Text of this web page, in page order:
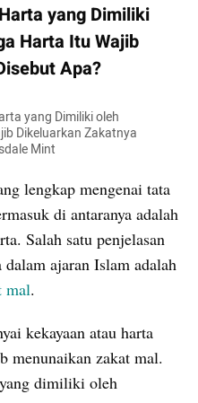
yang Dimiliki
Harta Itu Wajib
Apa?
yang Dimiliki oleh
Dikeluarkan Zakatnya
Mint
lengkap mengenai tata
di antaranya adalah
Salah satu penjelasan
ajaran Islam adalah
mal.
kekayaan atau harta
menunaikan zakat mal.
dimiliki oleh